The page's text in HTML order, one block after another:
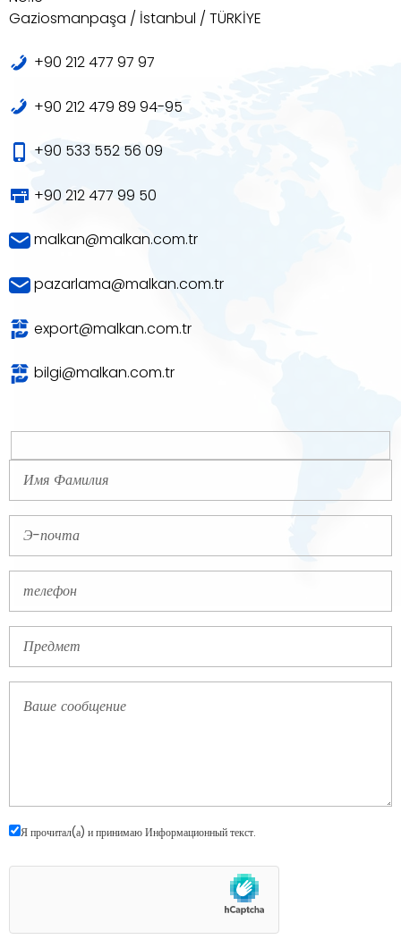
Gaziosmanpaşa / İstanbul / TÜRKİYE
+90 212 477 97 97
+90 212 479 89 94-95
+90 533 552 56 09
+90 212 477 99 50
malkan@malkan.com.tr
pazarlama@malkan.com.tr
export@malkan.com.tr
bilgi@malkan.com.tr
Я прочитал(а) и принимаюИнформационный текст.